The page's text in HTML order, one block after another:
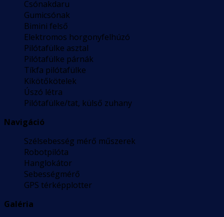
Csónakdaru
Gumicsónak
Bimini felső
Elektromos horgonyfelhúzó
Pilótafülke asztal
Pilótafülke párnák
Tíkfa pilótafülke
Kikötőkötelek
Úszó létra
Pilótafülke/tat, külső zuhany
Navigáció
Szélsebesség mérő műszerek
Robotpilóta
Hanglokátor
Sebességmérő
GPS térképplotter
Galéria